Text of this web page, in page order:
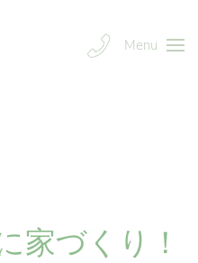
Menu
家づくり！